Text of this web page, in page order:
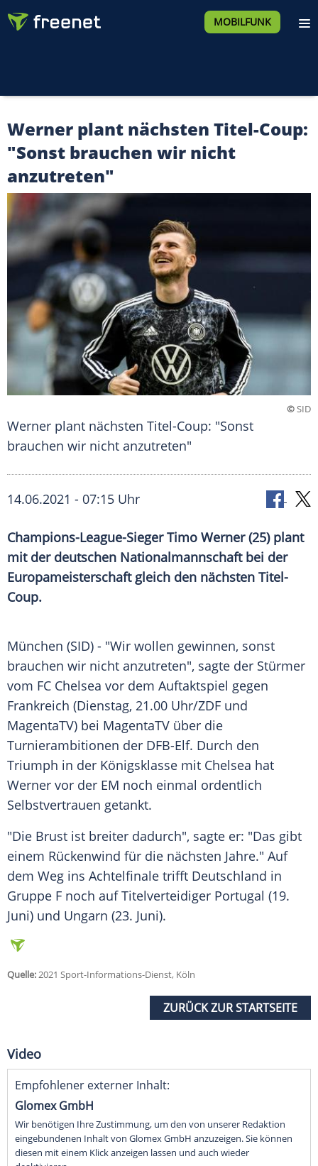
MOBILFUNK
Werner plant nächsten Titel-Coup:
"Sonst brauchen wir nicht
anzutreten"
©SID
Werner plant nächsten Titel-Coup: "Sonst
brauchen wir nicht anzutreten"
14.06.2021 - 07:15 Uhr
Champions-League-Sieger Timo Werner (25) plant
mit der deutschen Nationalmannschaft bei der
Europameisterschaftgleich den nächsten Titel-
Coup.
München (SID) - "Wir wollen gewinnen, sonst
brauchen wir nicht anzutreten", sagte der Stürmer
vom FC Chelsea vor dem Auftaktspiel gegen
Frankreich (Dienstag, 21.00 Uhr/ZDF und
MagentaTV) bei MagentaTV über die
Turnierambitionen der DFB-Elf. Durch den
Triumph in der Königsklasse mit Chelsea hat
Werner vor der EM noch einmal ordentlich
Selbstvertrauen getankt.
"Die Brust ist breiter dadurch", sagte er: "Das gibt
einem Rückenwind für die nächsten Jahre." Auf
dem Weg ins Achtelfinale trifft Deutschland in
Gruppe F noch aufTitelverteidiger Portugal (19.
Juni) und Ungarn (23. Juni).
Quelle:2021 Sport-Informations-Dienst, Köln
ZURÜCK ZUR STARTSEITE
Video
Empfohlener externer Inhalt:
Glomex GmbH
Wir benötigen Ihre Zustimmung, um den von unserer Redaktion
eingebundenen Inhalt von Glomex GmbH anzuzeigen. Sie können
diesen mit einem Klick anzeigen lassen und auch wieder